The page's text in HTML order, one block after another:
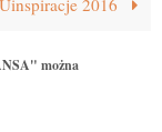
2016
można